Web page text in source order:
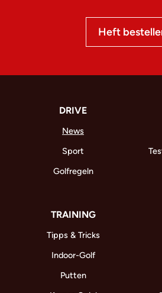
Heft
DRIVE
News
Sport
Golfregeln
TRAINING
Tipps & Tricks
Indoor-Golf
Putten